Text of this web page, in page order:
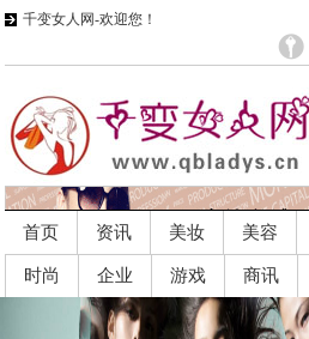
千变女人网-欢迎您！
首页 资讯 美妆 美容
时尚 企业 游戏 商讯